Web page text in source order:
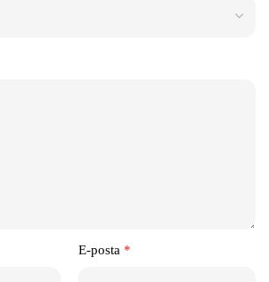
E-posta *